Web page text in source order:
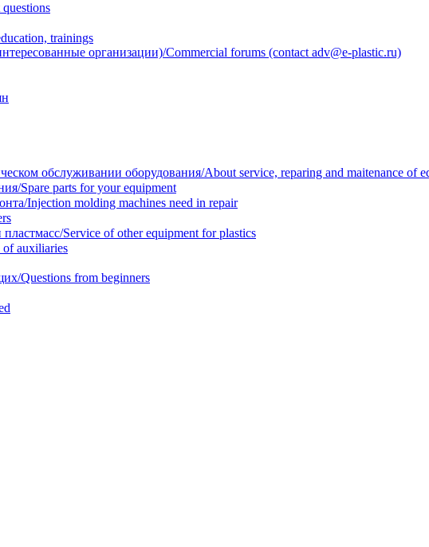
trainings
организации)/Commercial forums (contact adv@e-plastic.ru)
обслуживании оборудования/About service, reparing and maitenance of
Spare parts for your equipment
Injection molding machines need in repair
Service of other equipment for plastics
auxiliaries
Questions from beginners